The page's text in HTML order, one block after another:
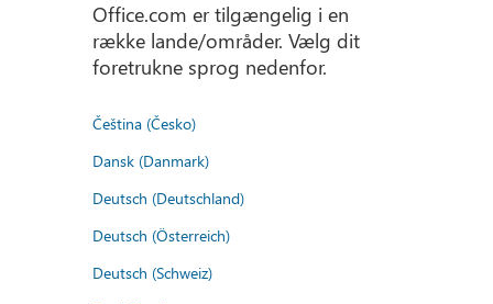
Office.com er tilgængelig i en
række lande/områder. Vælg dit
foretrukne sprog nedenfor.
Čeština (Česko)
Dansk (Danmark)
Deutsch (Deutschland)
Deutsch (Österreich)
Deutsch (Schweiz)